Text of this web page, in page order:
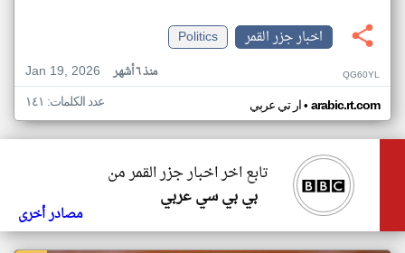
اخبار جزر القمر
Politics
Jan 19, 2026
منذ ٦ أشهر QG60YL
ار تي عربي• arabic.rt.com عدد الكلمات: ١٤١
تابع اخر اخبار جزر القمر من
بي بي سي عربي
مصادر أخرى